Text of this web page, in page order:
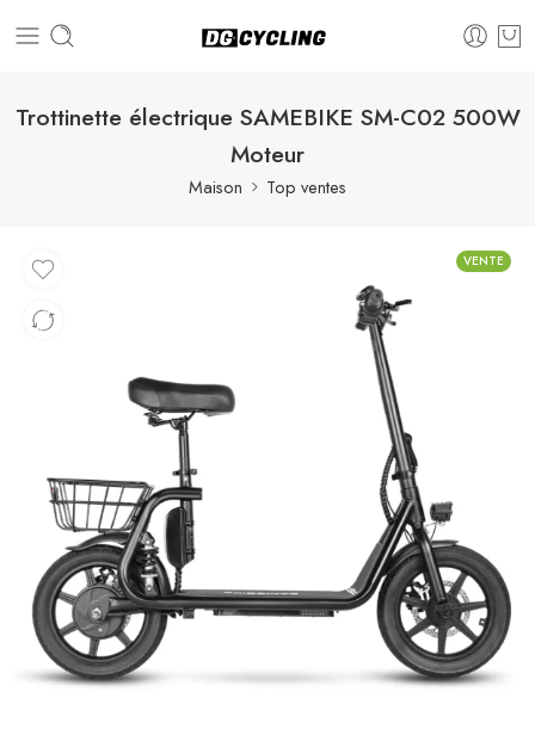
Trottinette électrique SAMEBIKE SM-C02 500W
Moteur
Maison Top ventes
VENTE